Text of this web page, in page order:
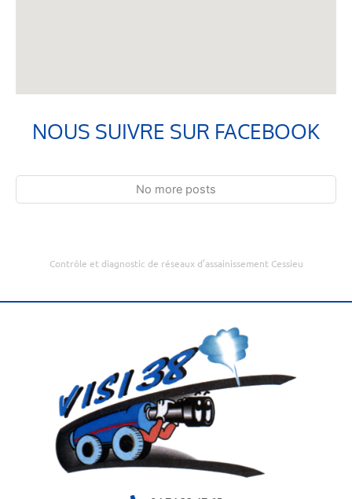
NOUS SUIVRE SUR FACEBOOK
No more posts
Contrôle et diagnostic de réseaux d’assainissement Cessieu
20 Route du Pont du Diable, 38110 Cessieu